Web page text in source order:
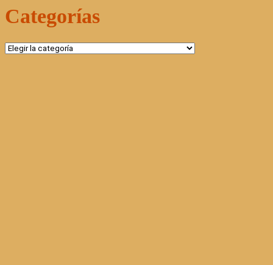
Categorías
Categorías